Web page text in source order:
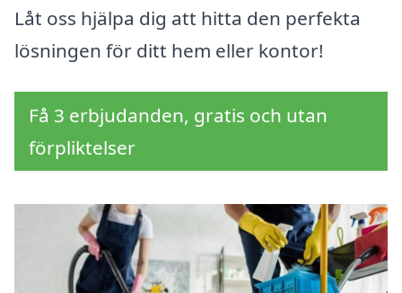
Låt oss hjälpa dig att hitta den perfekta
lösningen för ditt hem eller kontor!
Få 3 erbjudanden, gratis och utan
förpliktelser